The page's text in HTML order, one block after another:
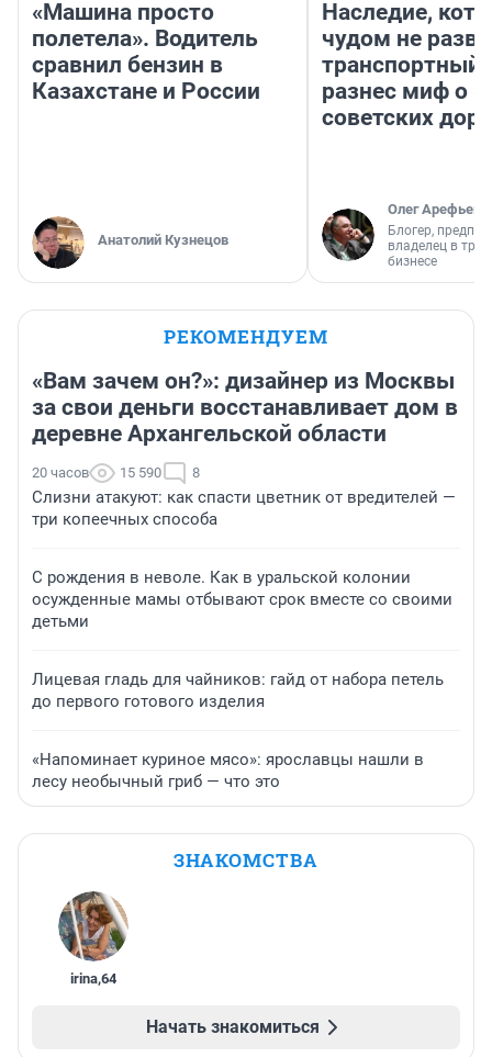
«Машина просто
полетела». Водитель
сравнил бензин в
Казахстане и России
Анатолий Кузнецов
Наследие,
чудом не
транспортный
разнес миф о
советских
Олег Арефьев
Блогер,
владелец в
бизнесе
РЕКОМЕНДУЕМ
«Вам зачем он?»: дизайнер из Москвы
за свои деньги восстанавливает дом в
деревне Архангельской области
20 часов 15 590 8
Слизни атакуют: как спасти цветник от вредителей —
три копеечных способа
С рождения в неволе. Как в уральской колонии
осужденные мамы отбывают срок вместе со своими
детьми
Лицевая гладь для чайников: гайд от набора петель
до первого готового изделия
«Напоминает куриное мясо»: ярославцы нашли в
лесу необычный гриб — что это
ЗНАКОМСТВА
irina,64
Начать знакомиться